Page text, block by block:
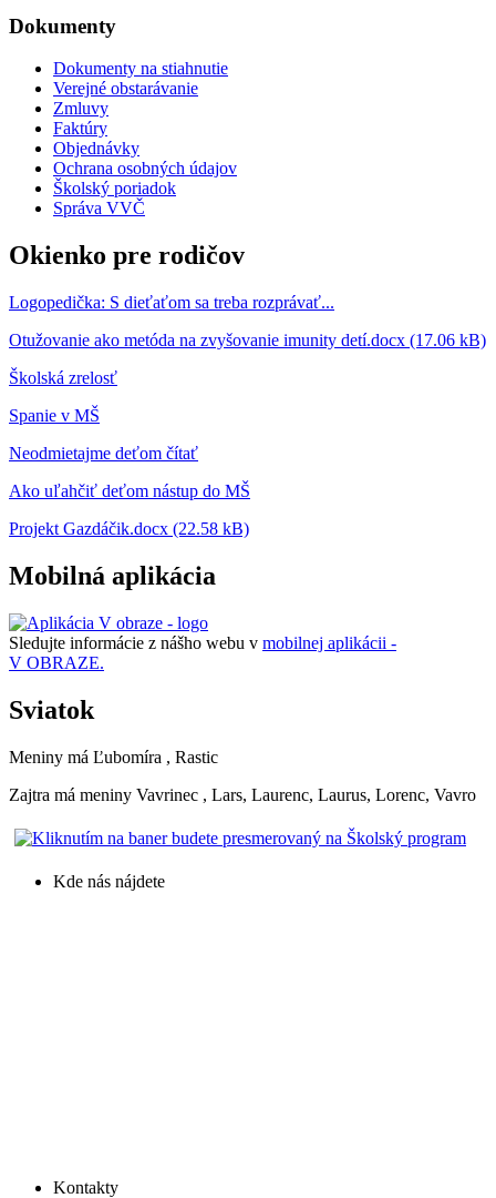
Dokumenty
Dokumenty na stiahnutie
Verejné obstarávanie
Zmluvy
Faktúry
Objednávky
Ochrana osobných údajov
Školský poriadok
Správa VVČ
Okienko pre rodičov
Logopedička: S dieťaťom sa treba rozprávať...
Otužovanie ako metóda na zvyšovanie imunity detí.docx (17.06 kB)
Školská zrelosť
Spanie v MŠ
Neodmietajme deťom čítať
Ako uľahčiť deťom nástup do MŠ
Projekt Gazdáčik.docx (22.58 kB)
Mobilná aplikácia
Sledujte informácie z nášho webu v mobilnej aplikácii -
V OBRAZE.
Sviatok
Meniny má Ľubomíra , Rastic
Zajtra má meniny Vavrinec , Lars, Laurenc, Laurus, Lorenc, Vavro
Kde nás nájdete
Kontakty